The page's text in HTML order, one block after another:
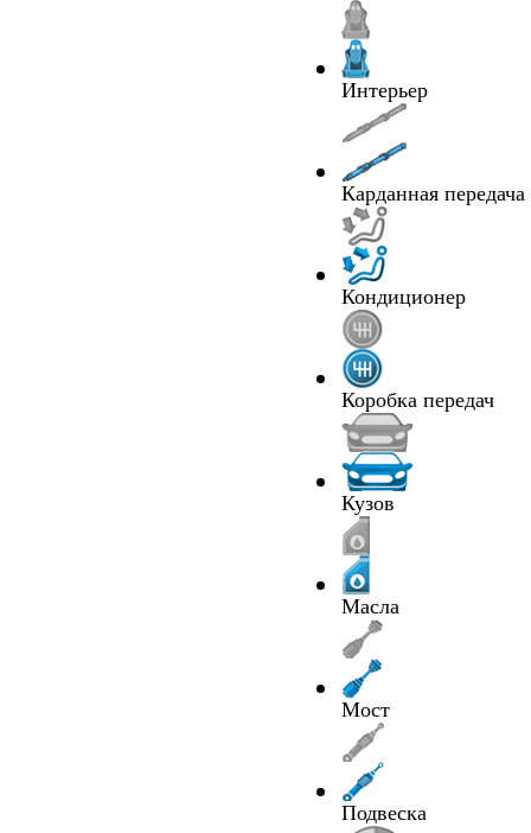
Интерьер
Карданная передача
Кондиционер
Коробка передач
Кузов
Масла
Мост
Подвеска